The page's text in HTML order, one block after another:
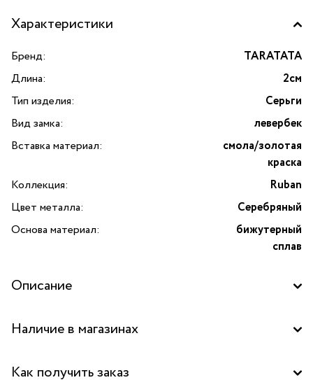
Характеристики
Бренд:
TARATATA
Длина:
2см
Тип изделия:
Серьги
Вид замка:
левербек
Вставка материал:
смола/золотая
краска
Коллекция:
Ruban
Цвет металла:
Серебряный
Основа материал:
бижутерный
сплав
Описание
узорами и золотой краской от французского бренда
творческому процессу и его главным атрибутам. Её
Наличие в магазинах
Бутик "La Nature" в ТЦ "Ереван-плаза", Москва
Как получить заказ